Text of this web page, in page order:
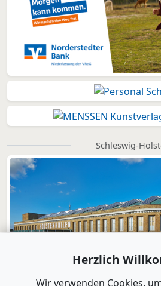
Schleswig-
Herzlich
Wir verwenden Cookies,